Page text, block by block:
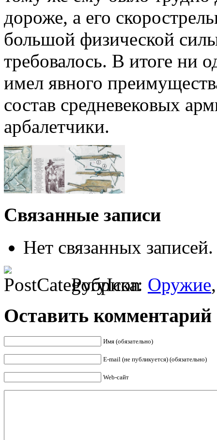
доро­же, а его
большой физической
требовалось. В итоге ни
имел явного
состав средневековых
арбалетчики.
Связанные записи
Нет связанных записей.
Рубрика: Оружие
Оставить комментарий
Имя (обязательно)
E-mail (не публикуется) (обязательно)
Web-сайт